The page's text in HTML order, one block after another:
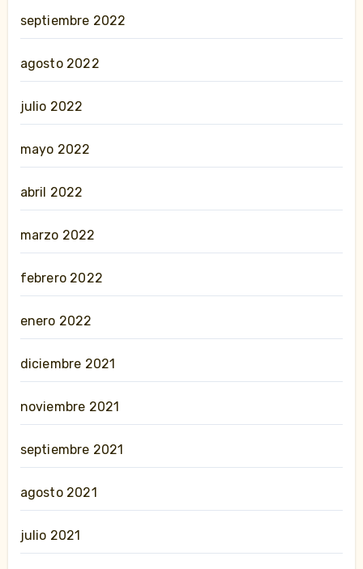
septiembre 2022
agosto 2022
julio 2022
mayo 2022
abril 2022
marzo 2022
febrero 2022
enero 2022
diciembre 2021
noviembre 2021
septiembre 2021
agosto 2021
julio 2021